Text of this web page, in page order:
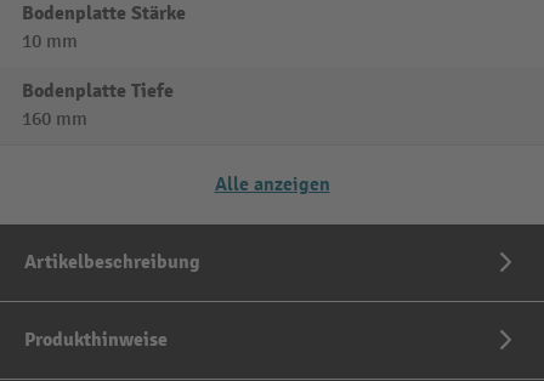
Bodenplatte Stärke
10 mm
Bodenplatte Tiefe
160 mm
Alle anzeigen
Artikelbeschreibung
Produkthinweise